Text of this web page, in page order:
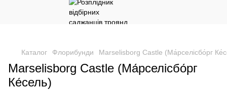
Каталог Флорибунди Marselisborg Castle (Ма́рселісбо́рг
Marselisborg Castle (Ма́рселісбо́рг
Ке́сель)